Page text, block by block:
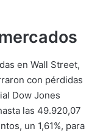
en Wall Street,
con pérdidas
Dow Jones
las 49.920,07
un 1,61%, para